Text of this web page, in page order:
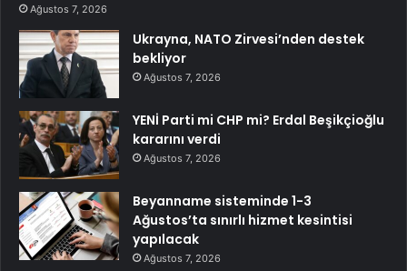
Ağustos 7, 2026
Ukrayna, NATO Zirvesi’nden destek
bekliyor
Ağustos 7, 2026
YENİ Parti mi CHP mi? Erdal Beşikçioğlu
kararını verdi
Ağustos 7, 2026
Beyanname sisteminde 1-3
Ağustos’ta sınırlı hizmet kesintisi
yapılacak
Ağustos 7, 2026